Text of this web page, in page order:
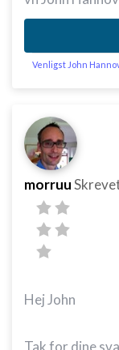
Venligst John
morruu
Hej John
Tak for dine